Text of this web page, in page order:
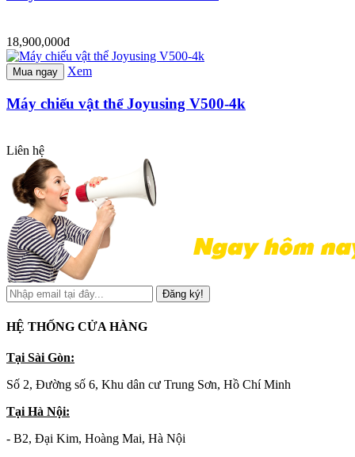
18,900,000đ
Mua ngay Xem
Máy chiếu vật thể Joyusing V500-4k
Liên hệ
Đăng ký!
HỆ THỐNG CỬA HÀNG
Tại Sài Gòn:
Số 2, Đường số 6, Khu dân cư Trung Sơn, Hồ Chí Minh
Tại Hà Nội:
- B2, Đại Kim, Hoàng Mai, Hà Nội